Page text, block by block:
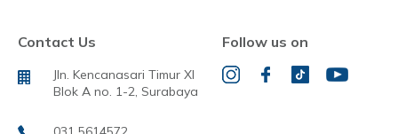
Contact Us
Jln. Kencanasari Timur XI
Blok A no. 1-2, Surabaya
Follow us on